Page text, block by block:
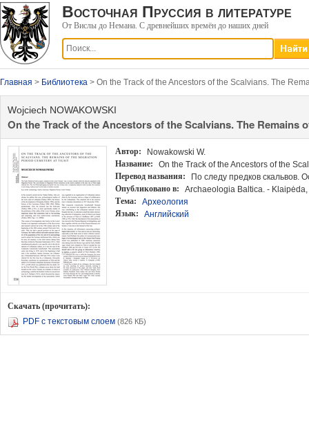
Восточная Пруссия в литературе
От Вислы до Немана. С древнейших времён до наших дней
Главная > Библиотека > On the Track of the Ancestors of the Scalvians. The
Wojciech NOWAKOWSKI
On the Track of the Ancestors of the Scalvians. The Remains
Автор:
Nowakowski W.
Название:
On the Track of the Ancestors of the
Перевод названия:
По следу предков скальвов.
Опубликовано в:
Archaeologia Baltica. -
Тема:
Археология
Язык:
Английский
Скачать (прочитать):
PDF с текстовым слоем (826 КБ)